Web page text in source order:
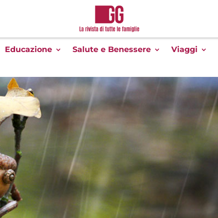
Educazione Salute e Benessere Viaggi